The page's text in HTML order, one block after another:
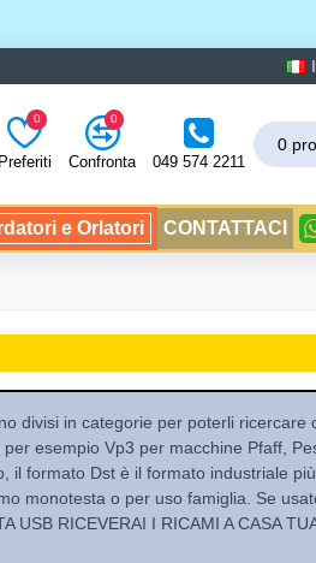
Preferiti
0
Confronta
0
049 574 2211
0
e Orlatori CONTATTACI
divisi in categorie per poterli ricercare
esempio Vp3 per macchine Pfaff,
il formato Dst è il formato industriale
monotesta o per uso famiglia. Se
USB RICEVERAI I RICAMI A CASA